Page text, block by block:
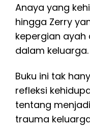
Anaya yang
hingga Zerry
kepergian ayah
dalam keluarga.
Buku ini tak
refleksi
tentang
trauma